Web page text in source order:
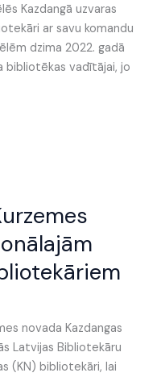
Kazdangā uzvaras
ar savu komandu
dzima 2022. gadā
bibliotēkas vadītājai, jo
novada Kazdangas
Latvijas Bibliotekāru
(KN) bibliotekāri, lai